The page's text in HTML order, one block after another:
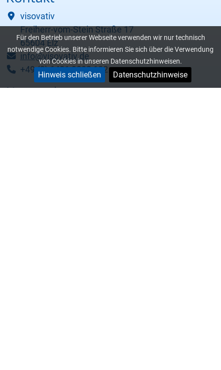
Für den Betrieb unserer Webseite verwenden wir nur technisch
notwendige Cookies. Bitte informieren Sie sich über die Verwendung
von Cookies in unseren Datenschutzhinweisen.
Hinweis schließen Datenschutzhinweise
visovativ
Freiherr-vom-Stein Straße 17
65604 Elz
info@visovativ.de
+49 (0) 6431 9092 182
Netzwerke